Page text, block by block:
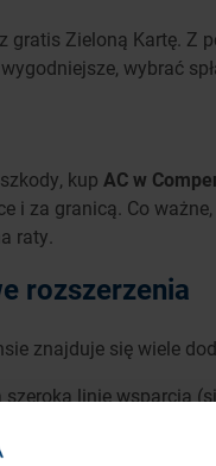
gratis Zieloną Kartę. Z
wybrać
kup AC w
i za granicą. Co
raty.
rozszerzenia
znajduje się wiele
szeroką linię wsparcia
kierowców, jak i